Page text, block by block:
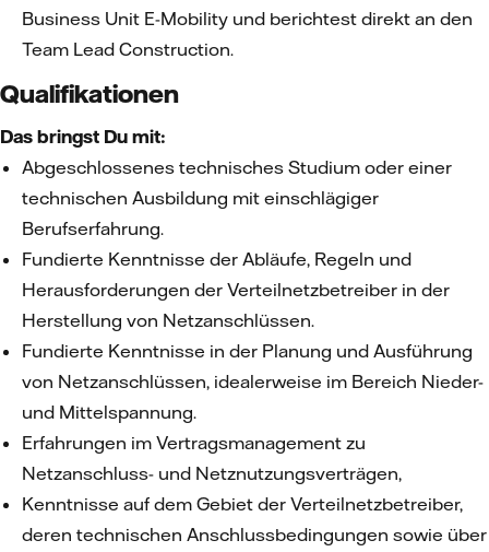
Business Unit E-Mobility und berichtest direkt an den
Team Lead Construction.
Qualifikationen
Das bringst Du mit:
Abgeschlossenes technisches Studium oder einer
technischen Ausbildung mit einschlägiger
Berufserfahrung.
Fundierte Kenntnisse der Abläufe, Regeln und
Herausforderungen der Verteilnetzbetreiber in der
Herstellung von Netzanschlüssen.
Fundierte Kenntnisse in der Planung und Ausführung
von Netzanschlüssen, idealerweise im Bereich Nieder-
und Mittelspannung.
Erfahrungen im Vertragsmanagement zu
Netzanschluss- und Netznutzungsverträgen,
Kenntnisse auf dem Gebiet der Verteilnetzbetreiber,
deren technischen Anschlussbedingungen sowie über